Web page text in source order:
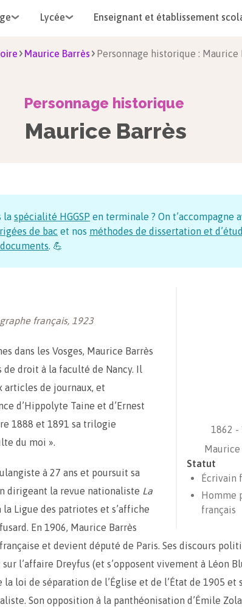
Lycée Enseignant et établissement
Maurice Barrès Personnage historique : Maurice
Personnage historique
Maurice Barrès
la spécialité HGGSP en terminale ? On t’accompagne
de bac et nos méthodes de dissertation et
. 💪
1862 -
Maurice
Statut
Écrivain
Homme
français
français, 1923
dans les Vosges, Maurice Barrès
droit à la faculté de Nancy. Il
articles de journaux, et
d’Hippolyte Taine et d’Ernest
1888 et 1891 sa trilogie
du moi ».
à 27 ans et poursuit sa
dirigeant la revue nationaliste La
la Ligue des patriotes et s’affiche
En 1906, Maurice Barrès
et devient député de Paris. Ses discours
l’affaire Dreyfus (et s’opposent vivement à Léon
la loi de séparation de l’Église et de l’État de 1905 et
Son opposition à la panthéonisation d’Émile